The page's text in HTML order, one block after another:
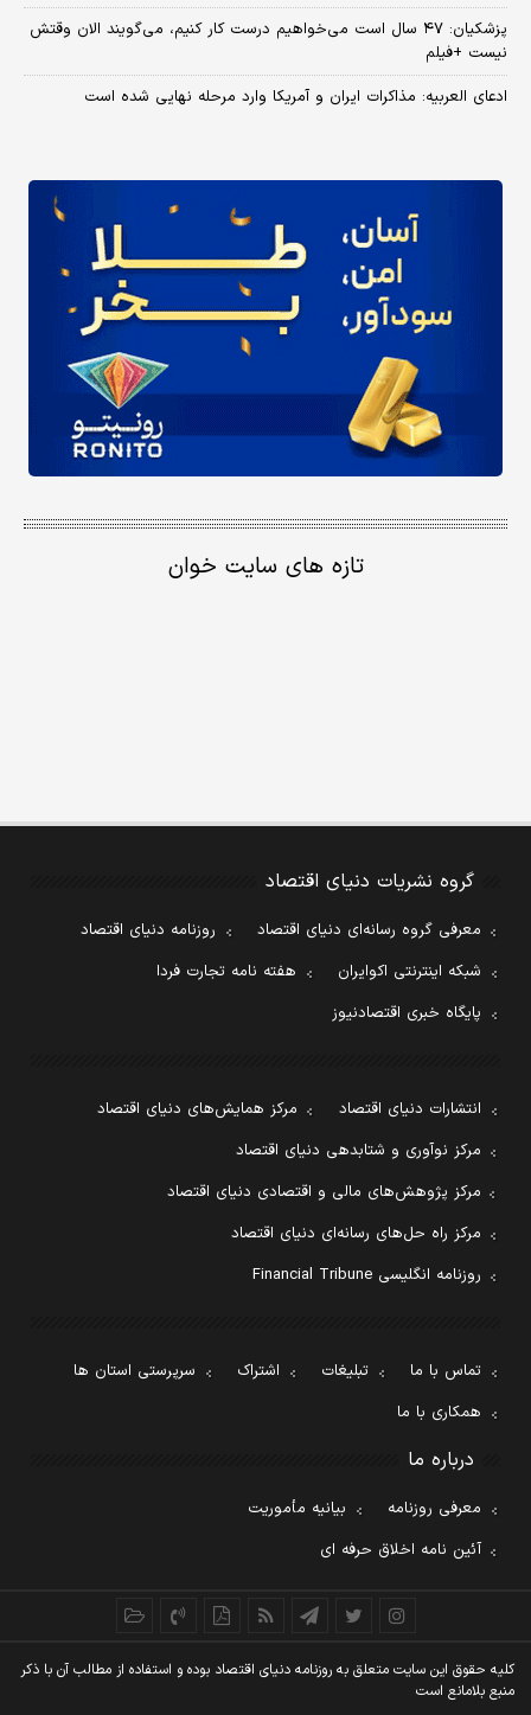
پزشکیان: ۴۷ سال است می‌خواهیم درست کار کنیم، می‌گویند الان وقتش
نیست +فیلم
ادعای العربیه: مذاکرات ایران و آمریکا وارد مرحله نهایی شده است
تازه های سایت خوان
گروه نشریات دنیای اقتصاد
معرفی گروه رسانه‌ای دنیای اقتصاد
روزنامه دنیای اقتصاد
شبکه اینترنتی اکوایران
هفته نامه تجارت فردا
پایگاه خبری اقتصادنیوز
انتشارات دنیای اقتصاد
مرکز همایش‌های دنیای اقتصاد
مرکز نوآوری و شتابدهی دنیای اقتصاد
مرکز پژوهش‌های مالی و اقتصادی دنیای اقتصاد
مرکز راه حل‌های رسانه‌ای دنیای اقتصاد
روزنامه انگلیسی Financial Tribune
تماس با ما تبلیغات اشتراک
سرپرستی استان ها
همکاری با ما
درباره ما
معرفی روزنامه
بیانیه مأموریت
آئین نامه اخلاق حرفه ای
کليه حقوق اين سايت متعلق به روزنامه دنيای اقتصاد بوده و استفاده از مطالب آن با ذکر
منبع بلامانع است